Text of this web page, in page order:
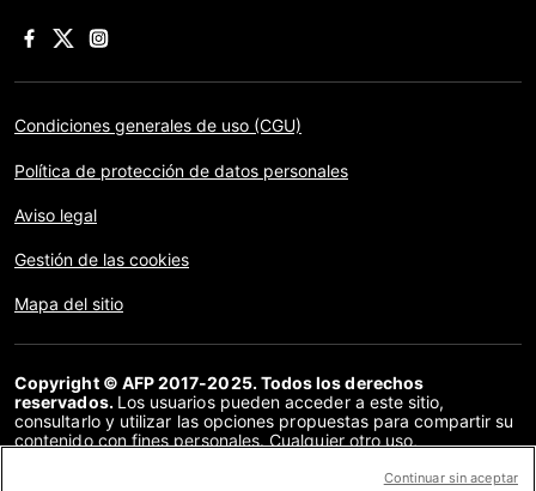
Condiciones generales de uso (CGU)
Política de protección de datos personales
Aviso legal
Gestión de las cookies
Mapa del sitio
Copyright © AFP 2017-2025. Todos los derechos
reservados. Los usuarios pueden acceder a este sitio,
consultarlo y utilizar las opciones propuestas para compartir su
contenido con fines personales. Cualquier otro uso,
distribución del contenido de este sitio, en su totalidad o en
Continuar sin aceptar